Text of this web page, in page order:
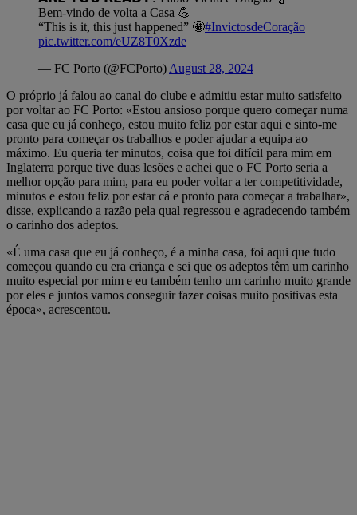
Bem-vindo de volta a Casa 💪
“This is it, this just happened” 🤩#InvictosdeCoração
pic.twitter.com/eUZ8T0Xzde
— FC Porto (@FCPorto) August 28, 2024
O próprio já falou ao canal do clube e admitiu estar muito satisfeito
por voltar ao FC Porto: «Estou ansioso porque quero começar numa
casa que eu já conheço, estou muito feliz por estar aqui e sinto-me
pronto para começar os trabalhos e poder ajudar a equipa ao
máximo. Eu queria ter minutos, coisa que foi difícil para mim em
Inglaterra porque tive duas lesões e achei que o FC Porto seria a
melhor opção para mim, para eu poder voltar a ter competitividade,
minutos e estou feliz por estar cá e pronto para começar a trabalhar»,
disse, explicando a razão pela qual regressou e agradecendo também
o carinho dos adeptos.
«É uma casa que eu já conheço, é a minha casa, foi aqui que tudo
começou quando eu era criança e sei que os adeptos têm um carinho
muito especial por mim e eu também tenho um carinho muito grande
por eles e juntos vamos conseguir fazer coisas muito positivas esta
época», acrescentou.